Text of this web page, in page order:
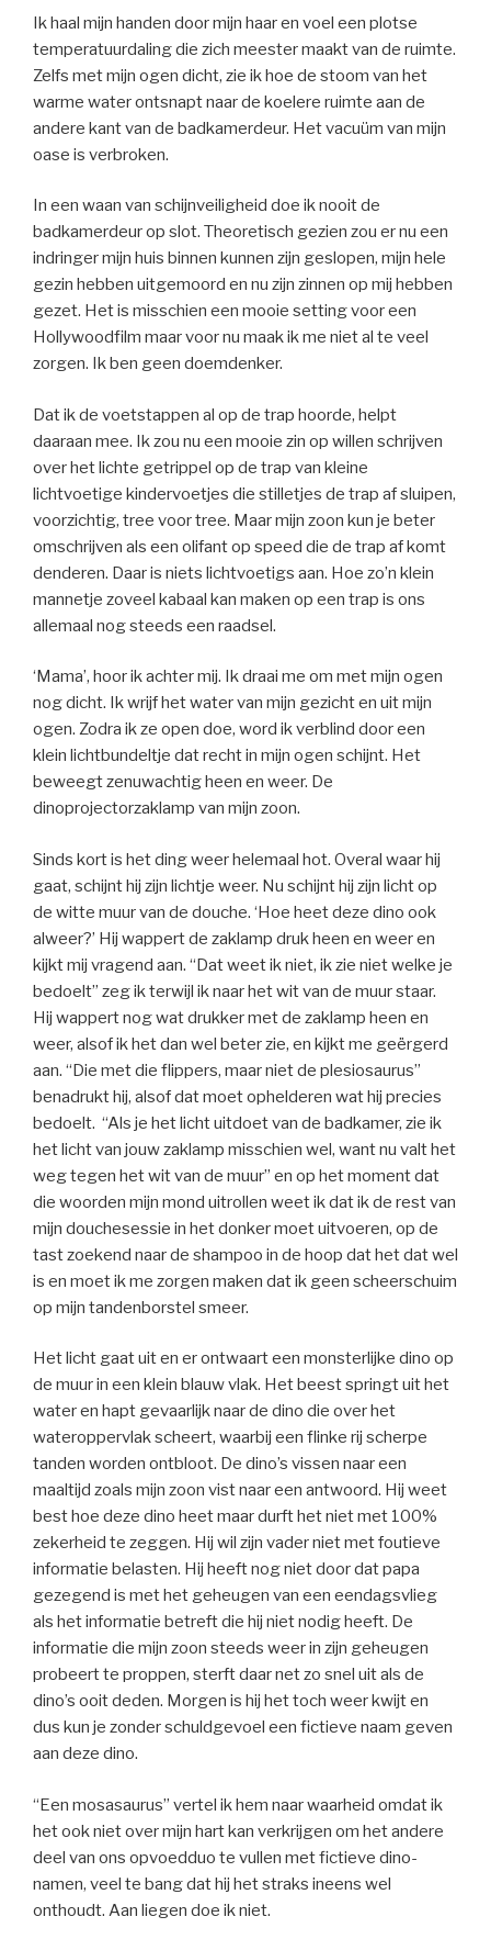
Ik haal mijn handen door mijn haar en voel een plotse
temperatuurdaling die zich meester maakt van de ruimte.
Zelfs met mijn ogen dicht, zie ik hoe de stoom van het
warme water ontsnapt naar de koelere ruimte aan de
andere kant van de badkamerdeur. Het vacuüm van mijn
oase is verbroken.
In een waan van schijnveiligheid doe ik nooit de
badkamerdeur op slot. Theoretisch gezien zou er nu een
indringer mijn huis binnen kunnen zijn geslopen, mijn hele
gezin hebben uitgemoord en nu zijn zinnen op mij hebben
gezet. Het is misschien een mooie setting voor een
Hollywoodfilm maar voor nu maak ik me niet al te veel
zorgen. Ik ben geen doemdenker.
Dat ik de voetstappen al op de trap hoorde, helpt
daaraan mee. Ik zou nu een mooie zin op willen schrijven
over het lichte getrippel op de trap van kleine
lichtvoetige kindervoetjes die stilletjes de trap af sluipen,
voorzichtig, tree voor tree. Maar mijn zoon kun je beter
omschrijven als een olifant op speed die de trap af komt
denderen. Daar is niets lichtvoetigs aan. Hoe zo’n klein
mannetje zoveel kabaal kan maken op een trap is ons
allemaal nog steeds een raadsel.
‘Mama’, hoor ik achter mij. Ik draai me om met mijn ogen
nog dicht. Ik wrijf het water van mijn gezicht en uit mijn
ogen. Zodra ik ze open doe, word ik verblind door een
klein lichtbundeltje dat recht in mijn ogen schijnt. Het
beweegt zenuwachtig heen en weer. De
dinoprojectorzaklamp van mijn zoon.
Sinds kort is het ding weer helemaal hot. Overal waar hij
gaat, schijnt hij zijn lichtje weer. Nu schijnt hij zijn licht op
de witte muur van de douche. ‘Hoe heet deze dino ook
alweer?’ Hij wappert de zaklamp druk heen en weer en
kijkt mij vragend aan. “Dat weet ik niet, ik zie niet welke je
bedoelt” zeg ik terwijl ik naar het wit van de muur staar.
Hij wappert nog wat drukker met de zaklamp heen en
weer, alsof ik het dan wel beter zie, en kijkt me geërgerd
aan. “Die met die flippers, maar niet de plesiosaurus”
benadrukt hij, alsof dat moet ophelderen wat hij precies
bedoelt. “Als je het licht uitdoet van de badkamer, zie ik
het licht van jouw zaklamp misschien wel, want nu valt het
weg tegen het wit van de muur” en op het moment dat
die woorden mijn mond uitrollen weet ik dat ik de rest van
mijn douchesessie in het donker moet uitvoeren, op de
tast zoekend naar de shampoo in de hoop dat het dat wel
is en moet ik me zorgen maken dat ik geen scheerschuim
op mijn tandenborstel smeer.
Het licht gaat uit en er ontwaart een monsterlijke dino op
de muur in een klein blauw vlak. Het beest springt uit het
water en hapt gevaarlijk naar de dino die over het
wateroppervlak scheert, waarbij een flinke rij scherpe
tanden worden ontbloot. De dino’s vissen naar een
maaltijd zoals mijn zoon vist naar een antwoord. Hij weet
best hoe deze dino heet maar durft het niet met 100%
zekerheid te zeggen. Hij wil zijn vader niet met foutieve
informatie belasten. Hij heeft nog niet door dat papa
gezegend is met het geheugen van een eendagsvlieg
als het informatie betreft die hij niet nodig heeft. De
informatie die mijn zoon steeds weer in zijn geheugen
probeert te proppen, sterft daar net zo snel uit als de
dino’s ooit deden. Morgen is hij het toch weer kwijt en
dus kun je zonder schuldgevoel een fictieve naam geven
aan deze dino.
“Een mosasaurus” vertel ik hem naar waarheid omdat ik
het ook niet over mijn hart kan verkrijgen om het andere
deel van ons opvoedduo te vullen met fictieve dino-
namen, veel te bang dat hij het straks ineens wel
onthoudt. Aan liegen doe ik niet.